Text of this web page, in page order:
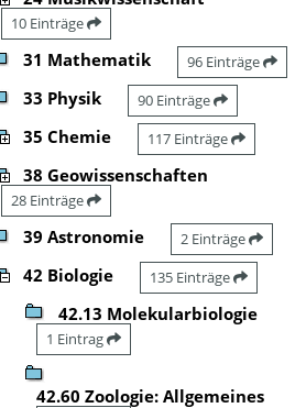
10 Einträge
31 Mathematik 96 Einträge
33 Physik 90 Einträge
35 Chemie 117 Einträge
38 Geowissenschaften
28 Einträge
39 Astronomie 2 Einträge
42 Biologie 135 Einträge
42.13 Molekularbiologie
1 Eintrag
42.60 Zoologie: Allgemeines